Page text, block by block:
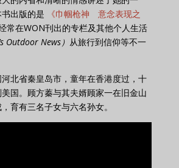
出版的是
《巾帼枪神 意念表现之
常在WON刊出的专栏及其他个人生活
Outdoor News） 从旅行到信仰等不一
北省秦皇岛市，童年在香港度过，十
国。顾方蓁与其夫婿顾家一在旧金山
育有三名子女与六名孙女。